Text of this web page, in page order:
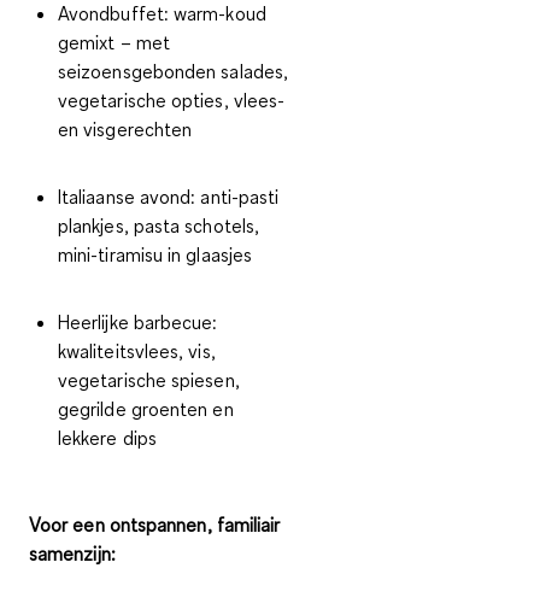
Avondbuffet: warm-koud
gemixt – met
seizoensgebonden salades,
vegetarische opties, vlees-
en visgerechten
Italiaanse avond: anti-pasti
plankjes, pasta schotels,
mini-tiramisu in glaasjes
Heerlijke barbecue:
kwaliteitsvlees, vis,
vegetarische spiesen,
gegrilde groenten en
lekkere dips
Voor een ontspannen, familiair
samenzijn: